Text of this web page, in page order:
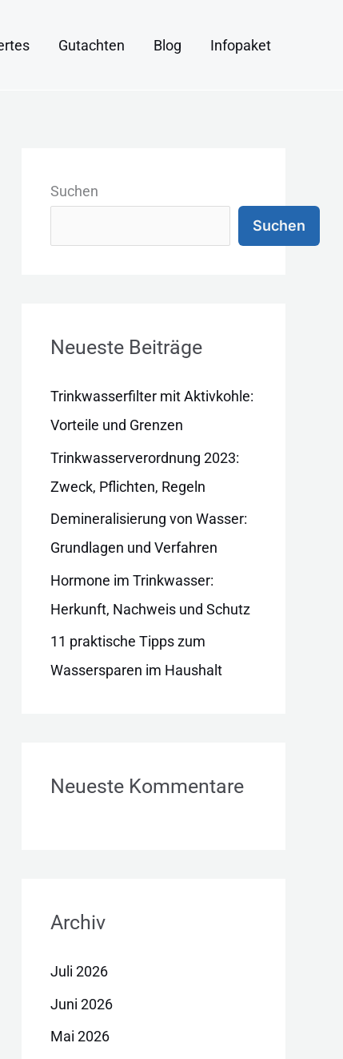
Gutachten Blog Infopaket
Suchen
Suchen
Neueste Beiträge
Trinkwasserfilter mit Aktivkohle:
Vorteile und Grenzen
Trinkwasserverordnung 2023:
Zweck, Pflichten, Regeln
Demineralisierung von Wasser:
Grundlagen und Verfahren
Hormone im Trinkwasser:
Herkunft, Nachweis und Schutz
11 praktische Tipps zum
Wassersparen im Haushalt
Neueste Kommentare
Archiv
Juli 2026
Juni 2026
Mai 2026
a
e
e
n